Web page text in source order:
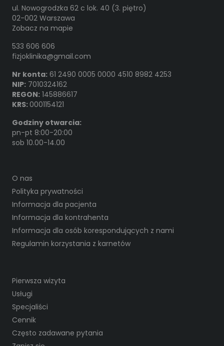
ul. Nowogrodzka 62 c lok. 40 (3. piętro)
02-002 Warszawa
Zobacz na mapie
533 606 606
fizjoklinika@gmail.com
Nr konta: 61 2490 0005 0000 4510 8982 4253
NIP: 7010324162
REGON: 145886617
KRS:0001154121
Godziny otwarcia:
pn-pt 8:00-20:00
sob 10.00-14.00
O nas
Polityka prywatności
Informacja dla pacjenta
Informacja dla kontrahenta
Informacja dla osób korespondujących z nami
Regulamin korzystania z karnetów
Pierwsza wizyta
Usługi
Specjaliści
Cennik
Często zadawane pytania